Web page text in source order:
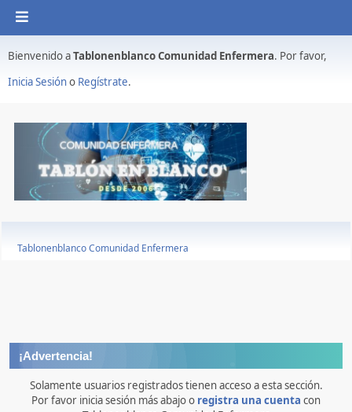
Bienvenido aTablonenblanco Comunidad Enfermera. Por favor,
Inicia Sesióno Regístrate.
Tablonenblanco Comunidad Enfermera
¡Advertencia!
Solamente usuarios registrados tienen acceso a esta sección.
Por favor inicia sesión más abajo o registra una cuenta con